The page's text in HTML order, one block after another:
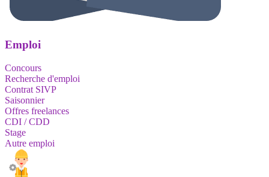
Emploi
Concours
Recherche d'emploi
Contrat SIVP
Saisonnier
Offres freelances
CDI / CDD
Stage
Autre emploi